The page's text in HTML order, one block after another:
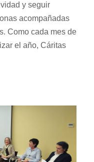
y seguir
acompañadas
Como cada mes de
el año, Cáritas